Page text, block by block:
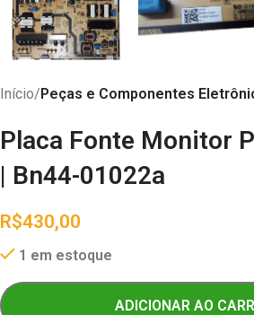
Início Peças e Componentes
Placa Fonte Monitor
| Bn44-01022a
R$430,00
1 em estoque
ADICIONAR AO